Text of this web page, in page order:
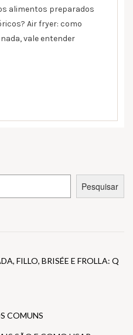
alimentos preparados
Air fryer: como
vale entender
Pesquisar
FILLO, BRISÉE E FROLLA: Q
COMUNS